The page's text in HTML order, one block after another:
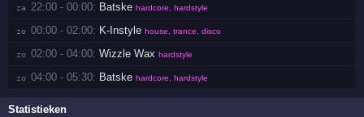
za 22:00 - 00:00: Batske hardcore, hardstyle
zo 00:00 - 02:00: K-Instyle house, trance, disco
zo 02:00 - 04:00: Wizzle Wax hardstyle
zo 04:00 - 05:30: Batske hardcore, hardstyle
Statistieken